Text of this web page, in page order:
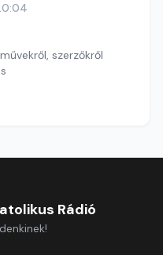
szerzőkről
Rádió